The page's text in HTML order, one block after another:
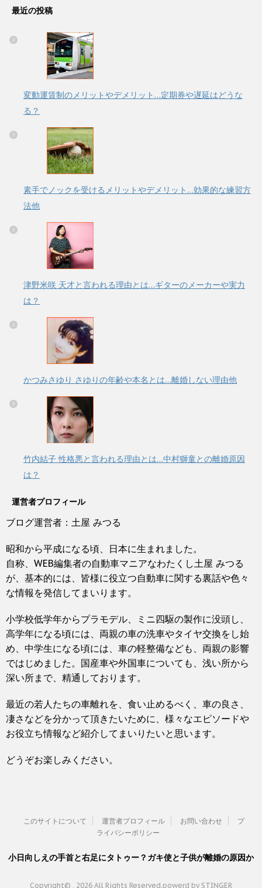
最近の投稿
変動運賃制のメリットやデメリット…定期券や遅延はどうな
る？
素手でノックを受けるメリットやデメリット…効果的な練習方
法他
津野米咲 天才と言われる理由とは…ギターのメーカーや実力
は？
かつみさゆり さゆりの年齢や本名とは…離婚しない理由他
竹内結子 性格悪と言われる理由とは…中村獅童との離婚原因
は？
運営者プロフィール
ブログ運営者：土屋 みつる
昭和から平成になる頃、日本に生まれました。
自称、WEB編集者の自動車マニアなわたくし土屋 みつる
が、基本的には、皆様に役立つ自動車に関する裏話や色々
な情報を発信してまいります。
小学校低学年からプラモデル、ミニ四駆の製作に没頭し、
高学年になる頃には、両親の車の洗車やタイヤ交換をし始
め、中学生になる頃には、車の軽整備なども、両親の影響
ではじめました。国産車や外国車についても、浅い所から
深い所まで、精通しております。
最近の若人たちの車離れを、食い止めるべく、車の良さ、
凄さなどを分かって頂きたいために、様々なエピソードや
お役立ち情報など紹介してまいりたいと思います。
どうぞお楽しみください。
このサイトについて 運営者プロフィール お問い合わせ
プ
ライバシーポリシー
小日向しえの手首と右足にタトゥー？ガキ使と子供が離婚の原因か
Copyright© , 2026 All Rights Reserved.powerd by STINGER